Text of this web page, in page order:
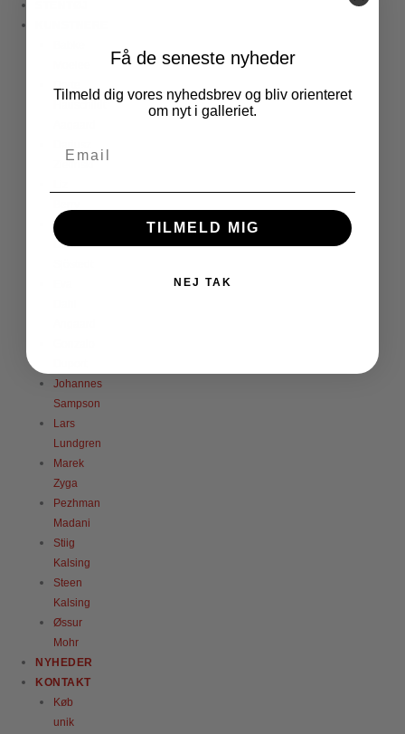
Elisabeth
Dupin-
Johannes
Sampson
Lars
Lundgren
Marek
Zyga
Pezhman
Madani
Stiig
Kalsing
Steen
Kalsing
Øssur
Mohr
NYHEDER
KONTAKT
Køb
unik
Få de seneste nyheder
Tilmeld dig vores nyhedsbrev og bliv orienteret
om nyt i galleriet.
TILMELD MIG
NEJ TAK